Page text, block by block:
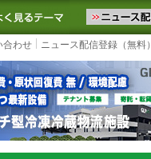
スをお届けします。物
に入りに追加 よく見るテー
合わせ ニュース配信登録（無料）